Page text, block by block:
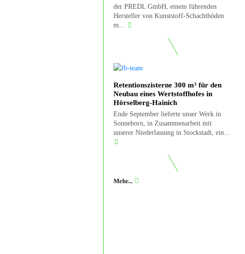
der PREDL GmbH, einem führenden
Hersteller von Kunststoff-Schachtböden
m...
Retentionszisterne 300 m³ für den
Neubau eines Wertstoffhofes in
Hörselberg-Hainich
Ende September lieferte unser Werk in
Sonneborn, in Zusammenarbeit mit
unserer Niederlassung in Stockstadt, ein...
Mehr...